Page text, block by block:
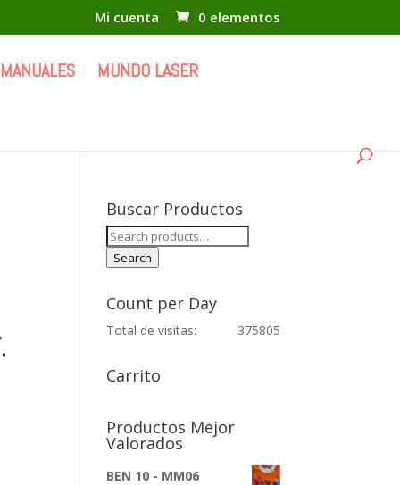
Mi cuenta 0 elementos
MUNDO LASER
Buscar Productos
Search
for:
Search
Count per Day
375805
Total de visitas:
Carrito
Productos Mejor
Valorados
BEN 10 - MM06